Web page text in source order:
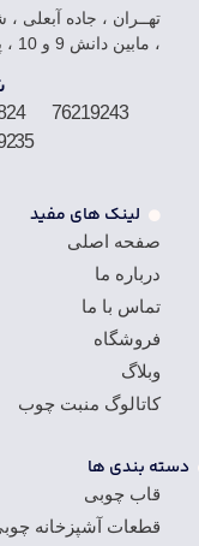
تهــران ، جاده
، مابین دانش 9 و 10 ، پلاک 51
لینک های مفید
صفحه اصلی
درباره ما
تماس با ما
فروشگاه
وبلاگ
کاتالوگ منبت چوب
دسته بندی ها
قاب چوبی
قطعات آشپزخانه